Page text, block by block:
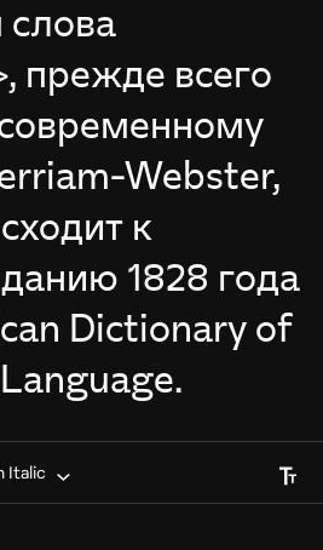
прежде всего
Webster,
к
1828 года
Dictionary of
Italic Font